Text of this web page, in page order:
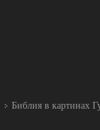
Библия в картинах